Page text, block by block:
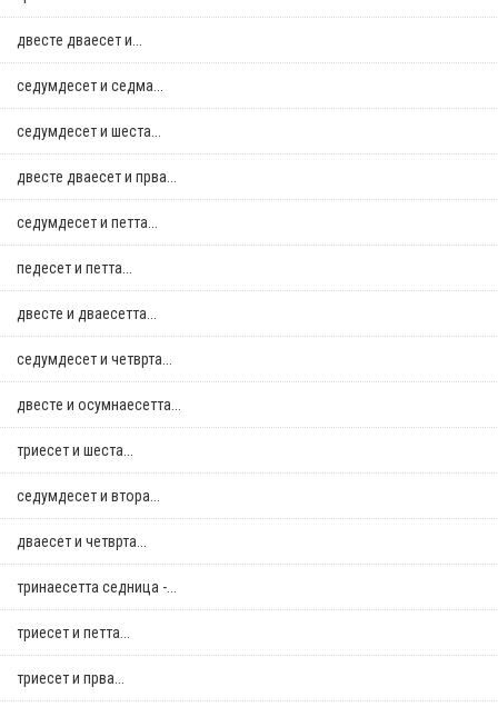
двестe дваесет и...
седумдесет и седма...
седумдесет и шеста...
двестe дваесет и прва...
седумдесет и петта...
педесет и петта...
двестe и дваесетта...
седумдесет и четврта...
двестe и осумнaесетта...
триесет и шеста...
седумдесет и втора...
дваесет и четврта...
тринаесетта седница -...
триесет и петта...
триесет и прва...